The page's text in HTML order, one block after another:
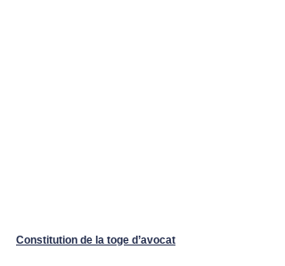
Constitution de la toge d’avocat